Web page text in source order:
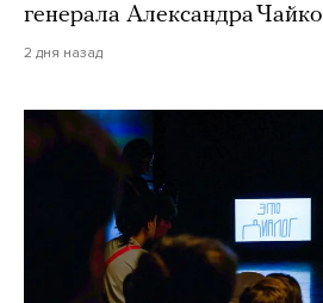
генерала Александра Чайко
2 дня назад